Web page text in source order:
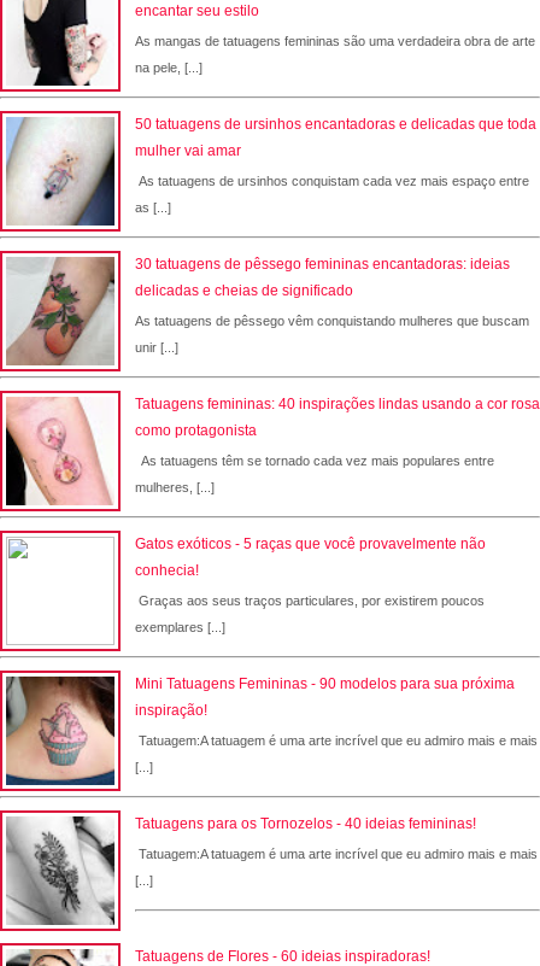
encantar seu estilo
As mangas de tatuagens femininas são uma verdadeira obra de arte
na pele, [...]
50 tatuagens de ursinhos encantadoras e delicadas que toda
mulher vai amar
As tatuagens de ursinhos conquistam cada vez mais espaço entre
as [...]
30 tatuagens de pêssego femininas encantadoras: ideias
delicadas e cheias de significado
As tatuagens de pêssego vêm conquistando mulheres que buscam
unir [...]
Tatuagens femininas: 40 inspirações lindas usando a cor rosa
como protagonista
As tatuagens têm se tornado cada vez mais populares entre
mulheres, [...]
Gatos exóticos - 5 raças que você provavelmente não
conhecia!
Graças aos seus traços particulares, por existirem poucos
exemplares [...]
Mini Tatuagens Femininas - 90 modelos para sua próxima
inspiração!
Tatuagem:A tatuagem é uma arte incrível que eu admiro mais e mais
[...]
Tatuagens para os Tornozelos - 40 ideias femininas!
Tatuagem:A tatuagem é uma arte incrível que eu admiro mais e mais
[...]
Tatuagens de Flores - 60 ideias inspiradoras!